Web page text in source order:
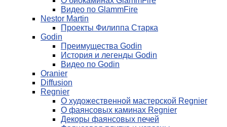
Видео по GlammFire
Nestor Martin
Проекты Филиппа Старка
Godin
Преимущества Godin
История и легенды Godin
Видео по Godin
Oranier
Diffusion
Regnier
О художественной мастерской Regnier
О фаянсовых каминах Regnier
Декоры фаянсовых печей